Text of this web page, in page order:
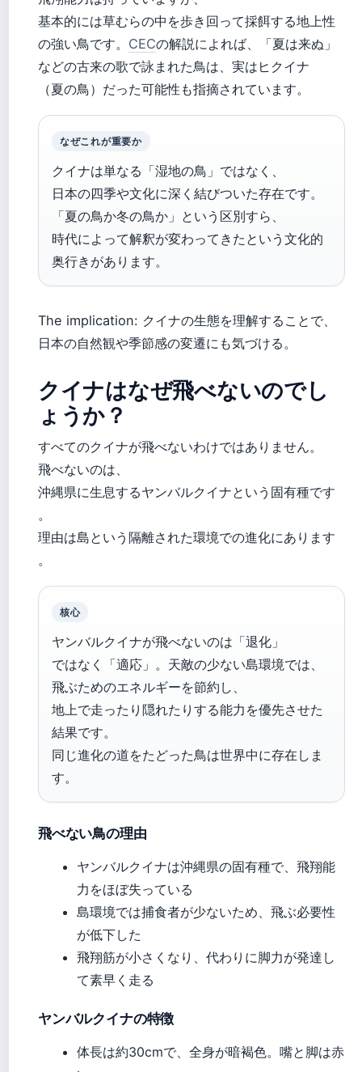
基本的には草むらの中を歩き回って採餌する地上性
の強い鳥です。 CECの解説によれば、「夏は来ぬ」
などの古来の歌で詠まれた鳥は、実はヒクイナ
（夏の鳥）だった可能性も指摘されています。
なぜこれが重要か
クイナは単なる「湿地の鳥」ではなく、
日本の四季や文化に深く結びついた存在です。
「夏の鳥か冬の鳥か」という区別すら、
時代によって解釈が変わってきたという文化的
奥行きがあります。
The implication: クイナの生態を理解することで、
日本の自然観や季節感の変遷にも気づける。
クイナはなぜ飛べないのでし
ょうか？
すべてのクイナが飛べないわけではありません。
飛べないのは、
沖縄県に生息するヤンバルクイナという固有種です
。
理由は島という隔離された環境での進化にあります
。
核心
ヤンバルクイナが飛べないのは「退化」
ではなく「適応」。天敵の少ない島環境では、
飛ぶためのエネルギーを節約し、
地上で走ったり隠れたりする能力を優先させた
結果です。
同じ進化の道をたどった鳥は世界中に存在しま
す。
飛べない鳥の理由
ヤンバルクイナは沖縄県の固有種で、飛翔能
力をほぼ失っている
島環境では捕食者が少ないため、飛ぶ必要性
が低下した
飛翔筋が小さくなり、代わりに脚力が発達し
て素早く走る
ヤンバルクイナの特徴
体長は約30cmで、全身が暗褐色。嘴と脚は赤